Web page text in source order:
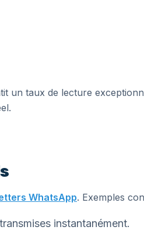
un taux de lecture
WhatsApp. Exemples
instantanément.